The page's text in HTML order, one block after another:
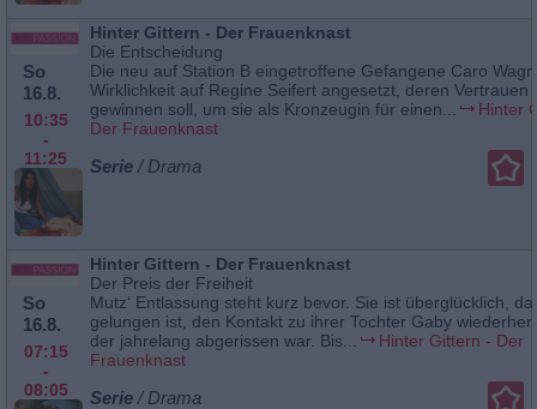
So
16.8.
10:35
-
11:25
Hinter Gittern - Der Frauenknast
Die Entscheidung
Die neu auf Station B eingetroffene Gefangene Caro
Wirklichkeit auf Regine Seifert angesetzt, deren Vertrauen
gewinnen soll, um sie als Kronzeugin für einen...
Hinter
Der Frauenknast
Serie / Drama
So
16.8.
07:15
-
08:05
Hinter Gittern - Der Frauenknast
Der Preis der Freiheit
Mutz‘ Entlassung steht kurz bevor. Sie ist überglücklich,
gelungen ist, den Kontakt zu ihrer Tochter Gaby
der jahrelang abgerissen war. Bis...
Hinter Gittern - Der
Frauenknast
Serie / Drama